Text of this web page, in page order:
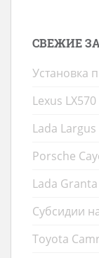
СВЕЖИЕ
Установка
Lexus LX570
Lada Largus
Porsche
Lada
Субсидии
Toyota